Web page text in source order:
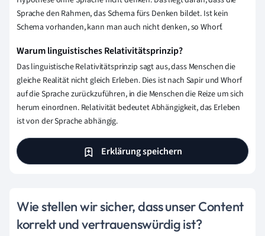
Sprache den Rahmen, das Schema fürs Denken bildet. Ist kein
Schema vorhanden, kann man auch nicht denken, so Whorf.
Warum linguistisches Relativitätsprinzip?
Das linguistische Relativitätsprinzip sagt aus, dass Menschen die
gleiche Realität nicht gleich Erleben. Dies ist nach Sapir und Whorf
auf die Sprache zurückzuführen, in die Menschen die Reize um sich
herum einordnen. Relativität bedeutet Abhängigkeit, das Erleben
ist von der Sprache abhängig.
Erklärung speichern
Wie stellen wir sicher, dass unser Content
korrekt und vertrauenswürdig ist?